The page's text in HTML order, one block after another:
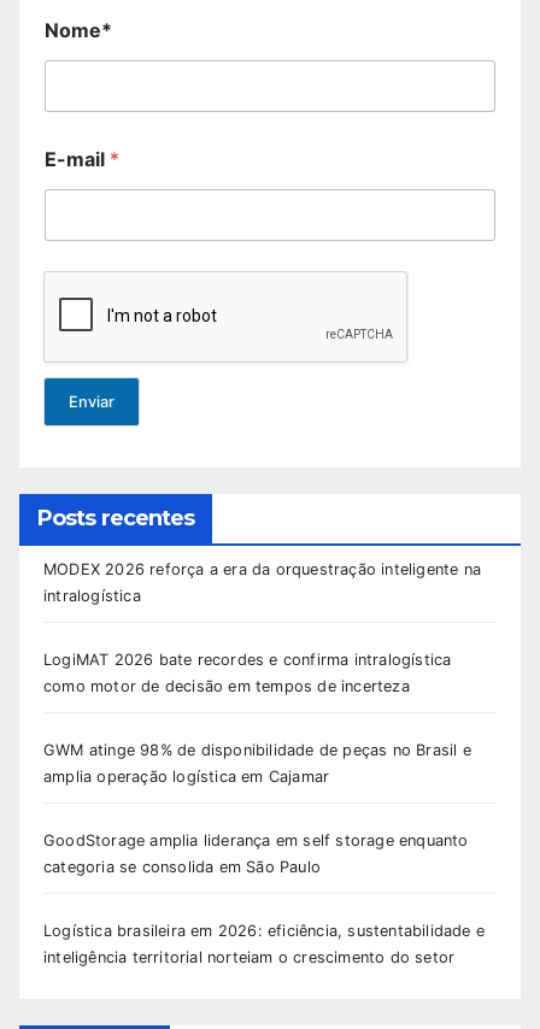
Nome*
E-mail *
Enviar
Posts recentes
MODEX 2026 reforça a era da orquestração inteligente na
intralogística
LogiMAT 2026 bate recordes e confirma intralogística
como motor de decisão em tempos de incerteza
GWM atinge 98% de disponibilidade de peças no Brasil e
amplia operação logística em Cajamar
GoodStorage amplia liderança em self storage enquanto
categoria se consolida em São Paulo
Logística brasileira em 2026: eficiência, sustentabilidade e
inteligência territorial norteiam o crescimento do setor